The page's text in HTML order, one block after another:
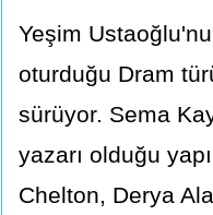
Yeşim
oturduğu Dram
sürüyor. Sema
yazarı olduğu
Chelton, Derya